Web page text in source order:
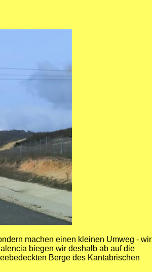
machen einen kleinen Umweg - wir
biegen wir deshalb ab auf die
Berge des Kantabrischen